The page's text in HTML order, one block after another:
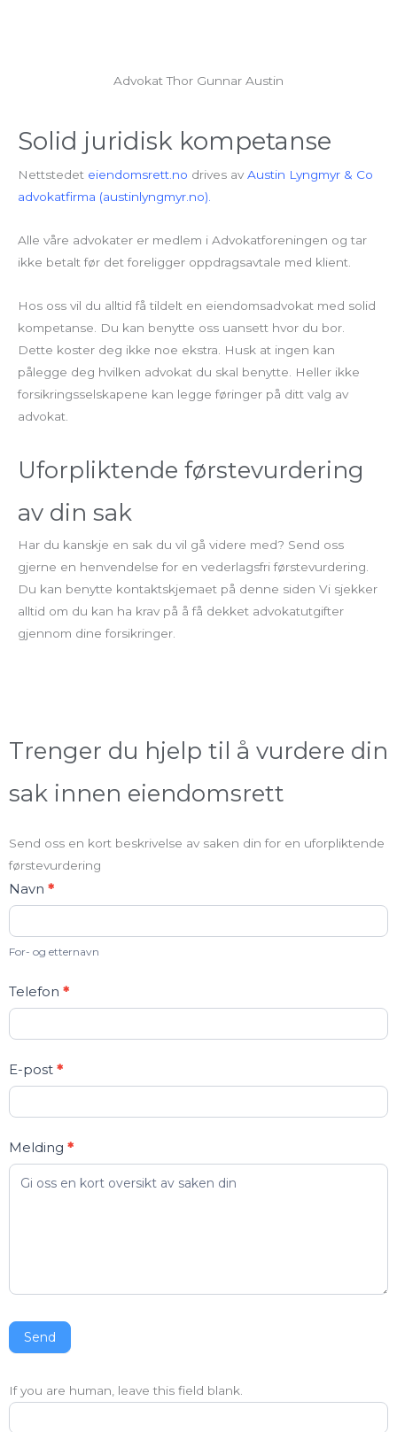
Advokat Thor Gunnar Austin
Solid juridisk kompetanse
Nettstedet eiendomsrett.no drives av Austin Lyngmyr & Co
advokatfirma (austinlyngmyr.no).
Alle våre advokater er medlem i Advokatforeningen og tar
ikke betalt før det foreligger oppdragsavtale med klient.
Hos oss vil du alltid få tildelt en eiendomsadvokat med solid
kompetanse. Du kan benytte oss uansett hvor du bor.
Dette koster deg ikke noe ekstra. Husk at ingen kan
pålegge deg hvilken advokat du skal benytte. Heller ikke
forsikringsselskapene kan legge føringer på ditt valg av
advokat.
Uforpliktende førstevurdering
av din sak
Har du kanskje en sak du vil gå videre med? Send oss
gjerne en henvendelse for en vederlagsfri førstevurdering.
Du kan benytte kontaktskjemaet på denne siden Vi sjekker
alltid om du kan ha krav på å få dekket advokatutgifter
gjennom dine forsikringer.
Trenger du hjelp til å vurdere din
sak innen eiendomsrett
Send oss en kort beskrivelse av saken din for en uforpliktende
førstevurdering
Kontakt
oss
Navn *
For- og etternavn
Telefon *
E-post *
Melding *
Send
If you are human, leave this field blank.